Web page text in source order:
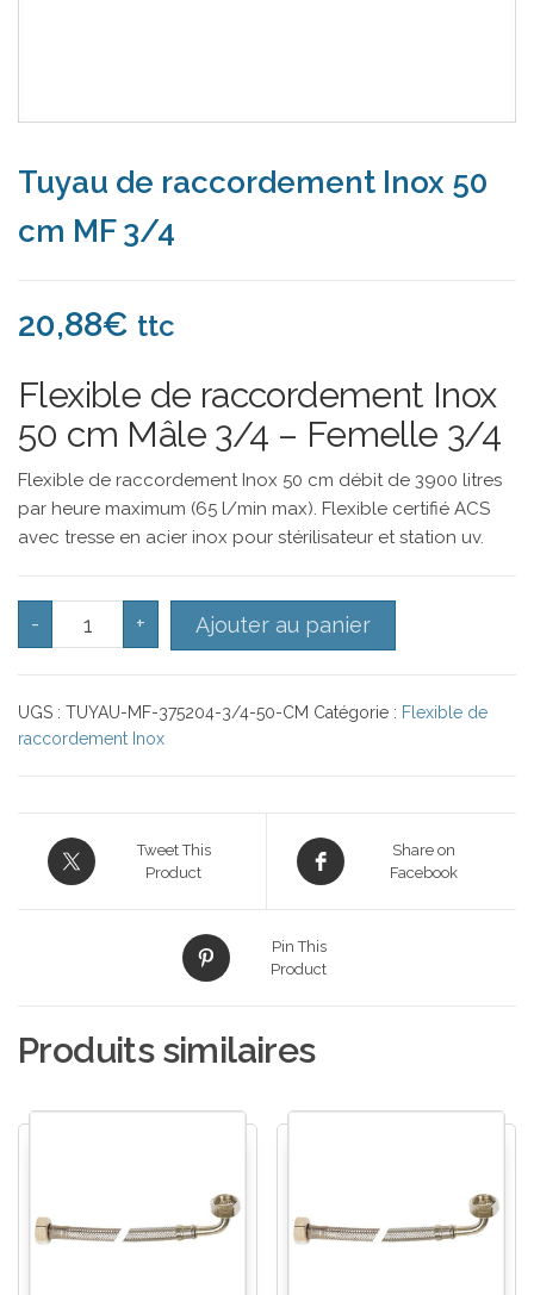
Tuyau de raccordement Inox 50
cm MF 3/4
20,88€ ttc
Flexible de raccordement Inox
50 cm Mâle 3/4 – Femelle 3/4
Flexible de raccordement Inox 50 cm débit de 3900 litres
par heure maximum (65 l/min max). Flexible certifié ACS
avec tresse en acier inox pour stérilisateur et station uv.
- quantité de Tuyau de raccordement Inox 50 cm MF 3/
+ Ajouter au panier
UGS : TUYAU-MF-375204-3/4-50-CM Catégorie : Flexible de
raccordement Inox
Tweet This
Product
Share on
Facebook
Pin This
Product
Produits similaires